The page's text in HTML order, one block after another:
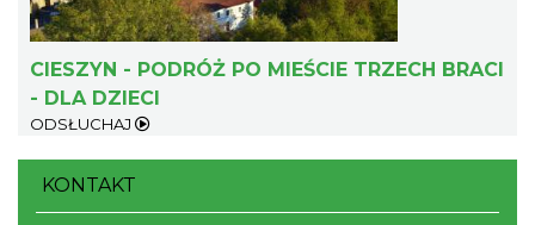
Cieszyn
CIESZYN - PODRÓŻ PO MIEŚCIE TRZECH BRACI
- DLA DZIECI
ODSŁUCHAJ
KONTAKT